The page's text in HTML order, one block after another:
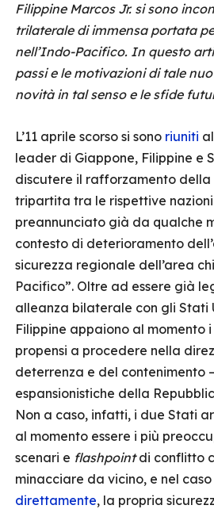
Filippine Marcos Jr. si sono
trilaterale di immensa portata
nell’Indo-Pacifico. In questo
passi e le motivazioni di tale
novità in tal senso e le sfide
L’11 aprile scorso si sono riuniti
leader di Giappone, Filippine e
discutere il rafforzamento
tripartita tra le rispettive
preannunciato già da qualche
contesto di deterioramento
sicurezza regionale dell’area
Pacifico”. Oltre ad essere già
alleanza bilaterale con gli Stati
Filippine appaiono al momento
propensi a procedere nella
deterrenza e del contenimento
espansionistiche della
Non a caso, infatti, i due Stati
al momento essere i più
scenari e flashpointdi conflitto
minacciare da vicino, e nel
direttamente, la propria